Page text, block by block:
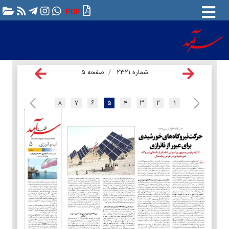
PDF
شماره ۲۳۲۱ صفحه ۵
۱ ۲ ۳ ۴ ۵ ۶ ۷ ۸